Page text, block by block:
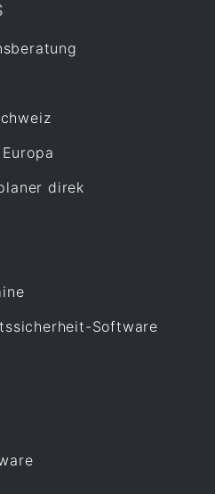
direk
Software